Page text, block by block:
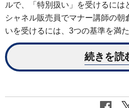
ルで、「特別扱い」を受けるには
シャネル販売員でマナー講師の朝
いを受けるには、3つの基準を満
続きを読